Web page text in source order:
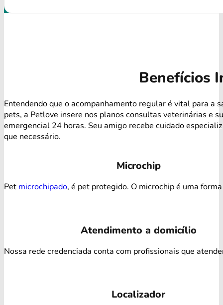
Benefícios
Entendendo que o acompanhamento regular é vital para a
pets, a Petlove insere nos planos consultas veterinárias e
emergencial 24 horas. Seu amigo recebe cuidado
que necessário.
Microchip
Pet microchipado, é pet protegido. O microchip é uma
Atendimento a domicílio
Nossa rede credenciada conta com profissionais que
Localizador